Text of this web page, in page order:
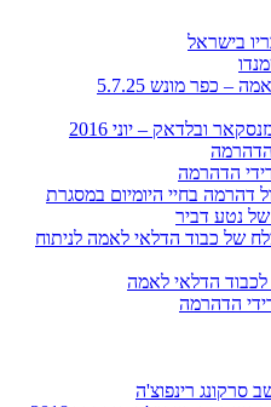
בישראל
ובלדאק – יוני 2016
הדהרמה
הדהרמה
דהרמה בחיי היומיום במסגרת
נטע דביר
של כבוד הדלאי לאמה לניתוח
לכבוד הדלאי לאמה
הדהרמה
סרקונג רינפוצ'ה